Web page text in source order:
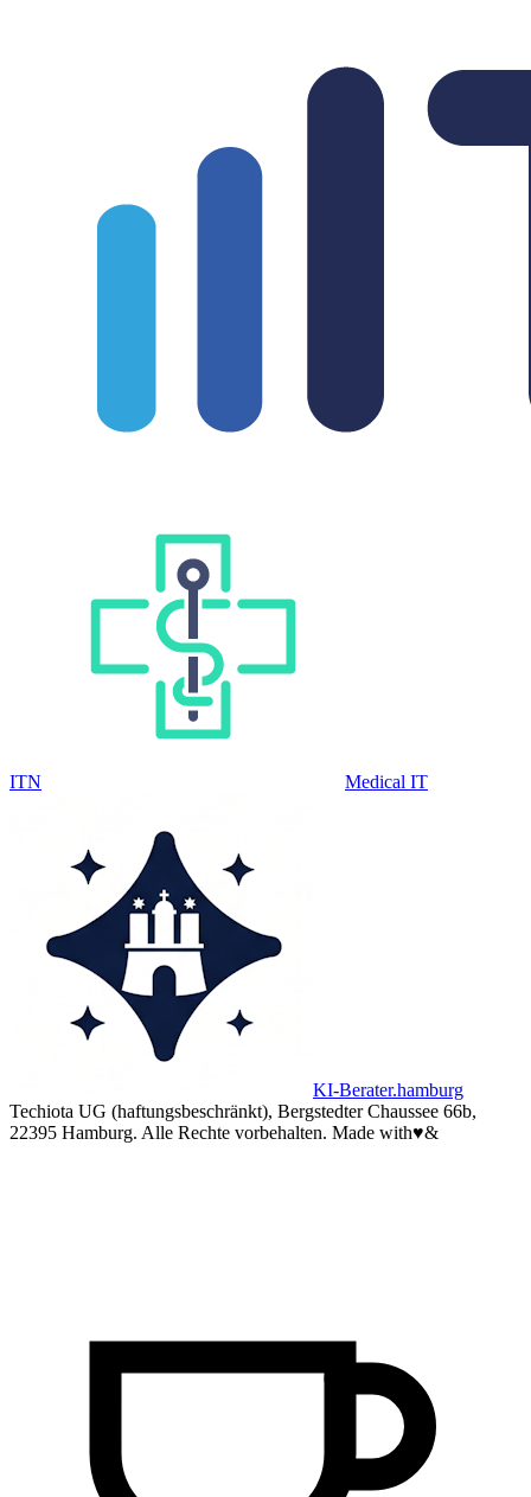
ITN Medical IT
KI-Berater.hamburg
Techiota UG (haftungsbeschränkt), Bergstedter Chaussee 66b,
22395 Hamburg. Alle Rechte vorbehalten. Made with♥&